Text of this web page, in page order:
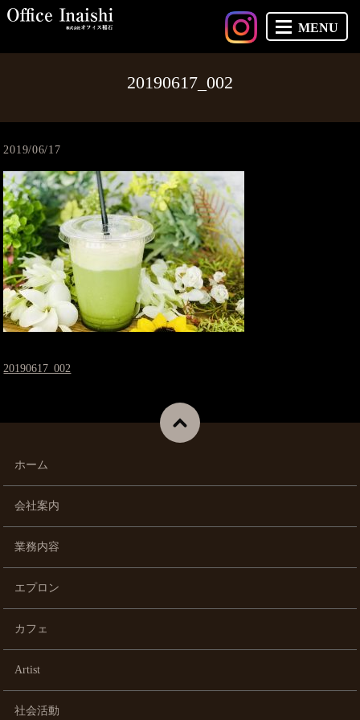
MENU
20190617_002
2019/06/17
20190617_002
ホーム
会社案内
業務内容
エプロン
カフェ
Artist
社会活動